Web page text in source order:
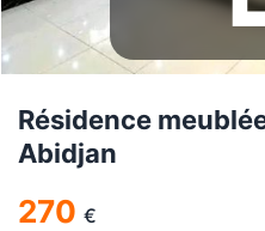
Résidence
Abidjan
270 €